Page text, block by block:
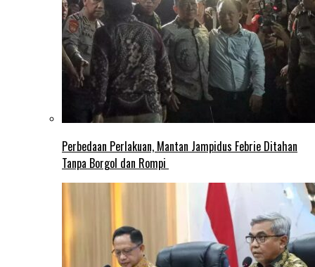
Perbedaan Perlakuan, Mantan Jampidus Febrie Ditahan
Tanpa Borgol dan Rompi